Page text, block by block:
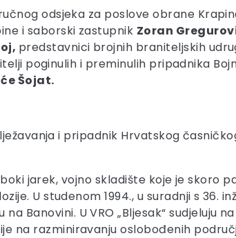
odsjeka za poslove obrane
i saborski zastupnik Zoran
predstavnici brojnih braniteljskih
poginulih i preminulih pripadnika
Šojat.
i pripadnik Hrvatskog
jarek, vojno skladište koje je skoro
U studenom 1994., u suradnji s 36.
Banovini. U VRO „Bljesak“ sudjeluju
na razminiravanju oslobođenih